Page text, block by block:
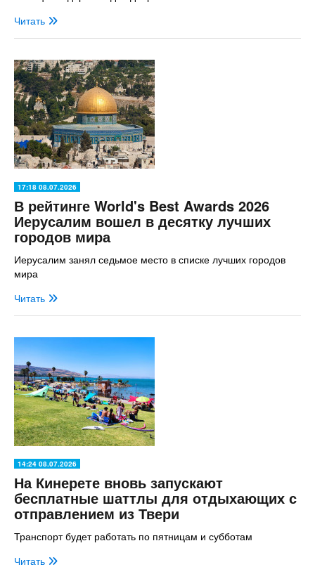
Читать
17:18 08.07.2026
В рейтинге World's Best Awards 2026
Иерусалим вошел в десятку лучших
городов мира
Иерусалим занял седьмое место в списке лучших городов
мира
Читать
14:24 08.07.2026
На Кинерете вновь запускают
бесплатные шаттлы для отдыхающих с
отправлением из Твери
Транспорт будет работать по пятницам и субботам
Читать